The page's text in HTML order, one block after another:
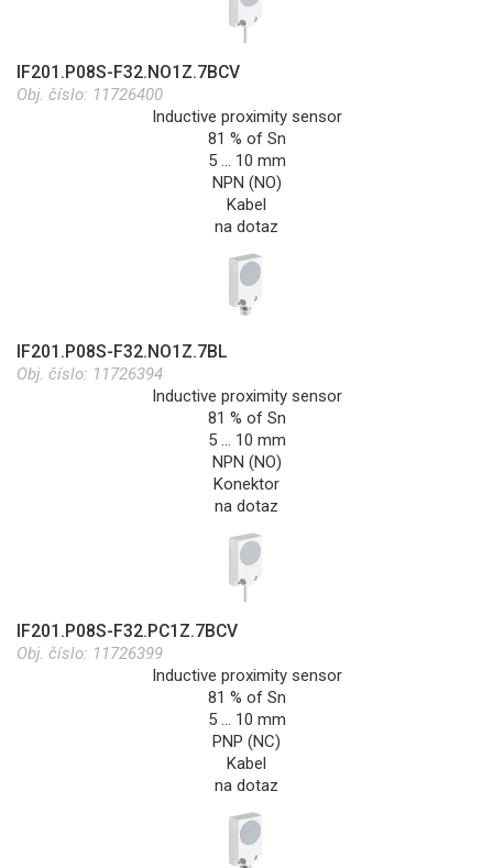
IF201.P08S-F32.NO1Z.7BCV
Obj. číslo: 11726400
Inductive proximity sensor
81 % of Sn
5 … 10 mm
NPN (NO)
Kabel
na dotaz
IF201.P08S-F32.NO1Z.7BL
Obj. číslo: 11726394
Inductive proximity sensor
81 % of Sn
5 … 10 mm
NPN (NO)
Konektor
na dotaz
IF201.P08S-F32.PC1Z.7BCV
Obj. číslo: 11726399
Inductive proximity sensor
81 % of Sn
5 … 10 mm
PNP (NC)
Kabel
na dotaz